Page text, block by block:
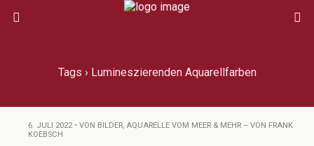
Tags › Lumineszierenden Aquarellfarben
6. JULI 2022 • VON BILDER, AQUARELLE VOM MEER & MEHR – VON FRANK
KOEBSCH